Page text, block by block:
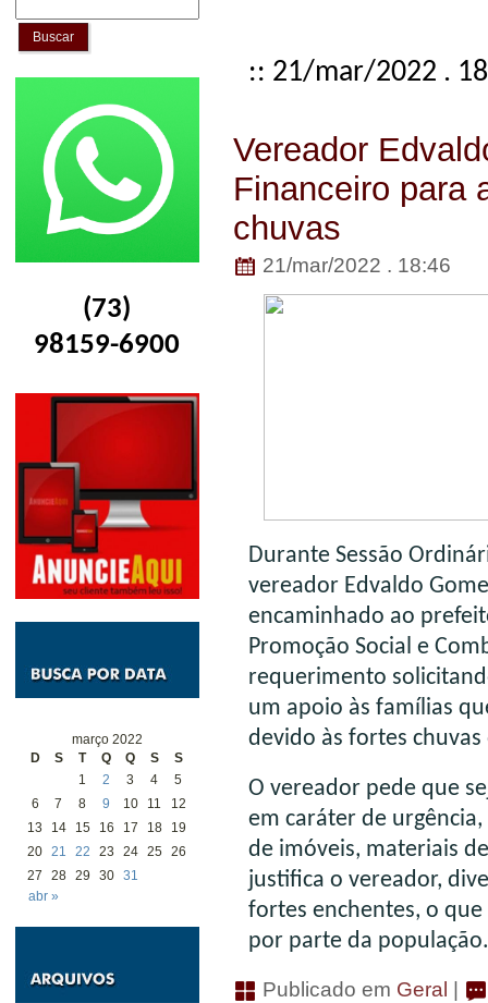
Buscar
(73)
98159-6900
março 2022
D
S T Q Q S
S
1
2 3 4
5
6
7 8 9 10 11
12
13
14 15 16 17 18
19
20 21 22 23 24 25 26
27
28 29 30 31
abr »
:: 21/mar/2022 .
Vereador
Financeiro para
chuvas
21/mar/2022 . 18:46
Durante Sessão
vereador Edvaldo
encaminhado ao
Promoção Social e
requerimento
um apoio às famílias
devido às fortes
O vereador pede que
em caráter de
de imóveis, materiais
justifica o vereador,
fortes enchentes, o
por parte da população.
Publicado em Geral